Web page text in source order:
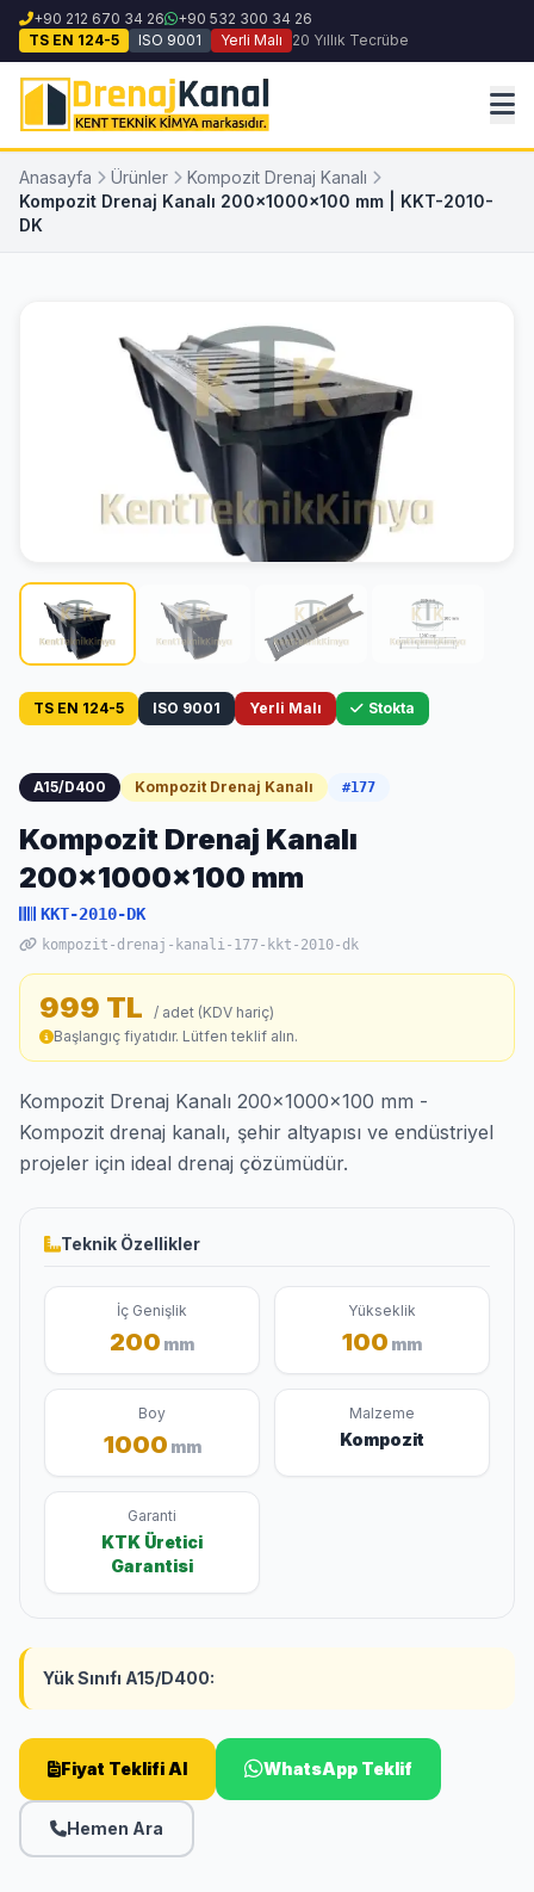
+90 212 670 34 26
+90 532 300 34 26
TS EN 124-5
ISO 9001 Yerli Malı 20 Yıllık Tecrübe
Anasayfa Ürünler
Kompozit Drenaj Kanalı
Kompozit Drenaj Kanalı 200x1000x100 mm | KKT-2010-
DK
TS EN 124-5 ISO 9001 Yerli Malı Stokta
A15/D400 Kompozit Drenaj Kanalı #177
Kompozit Drenaj Kanalı
200x1000x100 mm
KKT-2010-DK
kompozit-drenaj-kanali-177-kkt-2010-dk
999 TL
/ adet (KDV hariç)
Başlangıç fiyatıdır. Lütfen teklif alın.
Kompozit Drenaj Kanalı 200x1000x100 mm -
Kompozit drenaj kanalı, şehir altyapısı ve endüstriyel
projeler için ideal drenaj çözümüdür.
Teknik Özellikler
İç Genişlik
200 mm
Yükseklik
100 mm
Boy
1000 mm
Malzeme
Kompozit
Garanti
KTK Üretici
Garantisi
Yük Sınıfı A15/D400:
Fiyat Teklifi Al WhatsApp Teklif
Hemen Ara